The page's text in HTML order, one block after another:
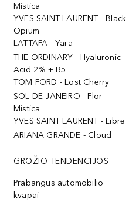
Mistica
YVES SAINT LAURENT - Black
Opium
LATTAFA - Yara
THE ORDINARY - Hyaluronic
Acid 2% + B5
TOM FORD - Lost Cherry
SOL DE JANEIRO - Flor
Mistica
YVES SAINT LAURENT - Libre
ARIANA GRANDE - Cloud
GROŽIO TENDENCIJOS
Prabangūs automobilio
kvapai